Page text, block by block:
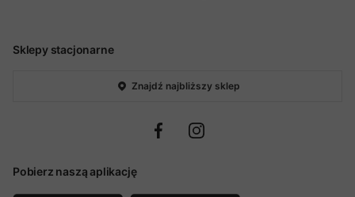
Sklepy stacjonarne
Znajdź najbliższy sklep
Pobierz naszą aplikację